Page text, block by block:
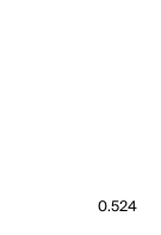
0.524